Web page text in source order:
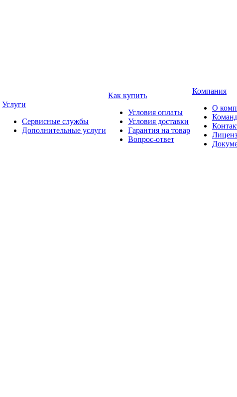
Услуги
Сервисные службы
Дополнительные услуги
Как купить
Условия оплаты
Условия доставки
Гарантия на товар
Вопрос-ответ
Компания
О